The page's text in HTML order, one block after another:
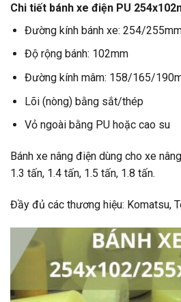
Chi tiết bánh xe điện PU
Đường kính bánh xe: 254/
Độ rộng bánh: 102mm
Đường kính mâm: 158/165/
Lõi (nòng) bằng sắt/thép
Vỏ ngoài bằng PU hoặc cao su
Bánh xe nâng điện dùng cho xe
1.3 tấn, 1.4 tấn, 1.5 tấn, 1.8 tấn.
Đầy đủ các thương hiệu: Komatsu,